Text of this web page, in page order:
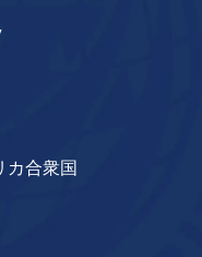
カ合衆国